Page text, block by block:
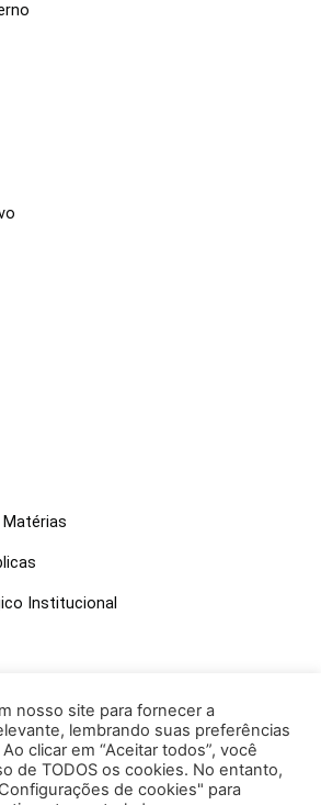
Institucional
nosso site para fornecer a
lembrando suas preferências
clicar em “Aceitar todos”, você
de TODOS os cookies. No entanto,
de cookies" para